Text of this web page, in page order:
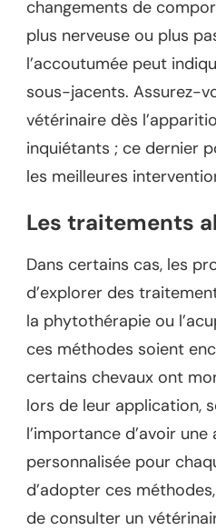
changements de
plus nerveuse ou plus
l’accoutumée peut
sous-jacents. Assurez-
vétérinaire dès
inquiétants ; ce dernier
les meilleures
Les traitements
Dans certains cas, les
d’explorer des
la phytothérapie ou
ces méthodes soient
certains chevaux ont
lors de leur application,
l’importance d’avoir
personnalisée pour
d’adopter ces
de consulter un